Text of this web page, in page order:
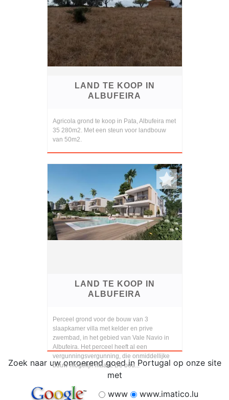
LAND TE KOOP IN
ALBUFEIRA
Agricola grond te koop in Pata, Albufeira met
35 280m2. Met een steun voor landbouw
van 50m2.
LAND TE KOOP IN
ALBUFEIRA
Perceel grond voor de bouw van 3
slaapkamer villa met kelder en prive
zwembad, in het gebied van Vale Navio in
Albufeira. Het perceel heeft al een
vergunningsvergunning, die onmiddellijke
bouw mogelijk maakt. De bou...
Zoek naar uw onroerend goed in Portugal op onze site
met
www
www.imatico.lu